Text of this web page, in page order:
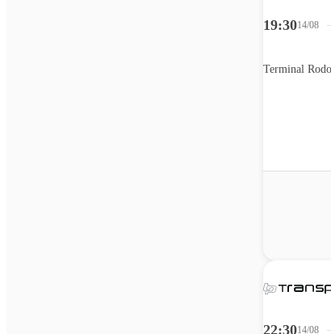
19:3014/08
Terminal
22:3014/08